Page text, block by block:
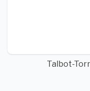
Talbot-